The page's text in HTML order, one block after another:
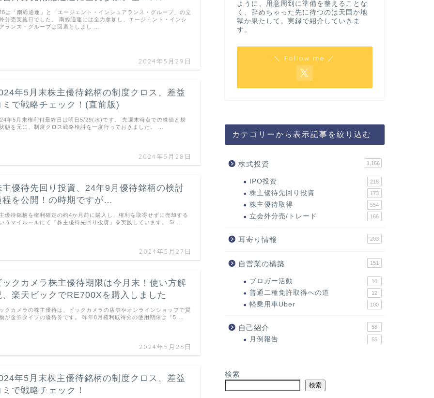
2024年5月29日
は「南総通運」と「エージェント・インシュアランス・グループ」の立
分売実施日でした。 南総通運には全力参加し、エージェント・インシ
ランス・グループは回避としまし …
年5月末株主優待銘柄の制度クロス、差益
ミで戦略チェック！(直前版)
2024年5月28日
年5月末権利付最終日は明日5/29(水)です。 先週末時点での株価と規
態を元に、制度クロス戦略検討を一度行っておきました。 …
主優待先回り投資、24年9月優待銘柄の検討
程を公開！の時期ですが…
2024年5月27日
優待銘柄を権利確定の約4か月前に購入し、権利を取得せずに売却する
うマイルールにて『株主優待先回り投資』を実践しています。 5/ …
ックカメラ株主優待期限は今月末！使い方解
、楽天ビックでRE700Xを購入しました
2024年5月26日
クカメラの株主優待は、ビックカメラの店舗やオンラインショップで買
が金券タイプの優待券です。 昨年8月権利取得分の使用期限は『5 …
年5月末株主優待銘柄の制度クロス、差益
ミで戦略チェック！
ように、用意周到に準備を整えることな
く、辞めちゃった先に待つのは天国か地
獄か果たして。実録で紹介していきま
す。
＼ Follow me ／
カテゴリーから表示記事を絞り込む
株式投資 1,166
IPO投資 218
株主優待先回り投資 173
株主優待取得 554
立会外分売/トレード 166
耳寄り情報 203
自営業の構築 151
ブロガー活動 10
普通二種免許取得への道 12
軽乗用車Uber 100
自己紹介 58
月例報告 55
検索
検索